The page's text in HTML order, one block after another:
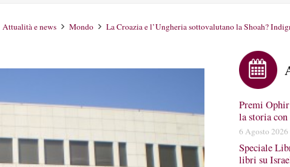
Attualità e news Mondo La Croazia e l’Ungheria sottovalutano la Shoah?
Premi
la storia
6 Agosto 2026
Speciale
libri su